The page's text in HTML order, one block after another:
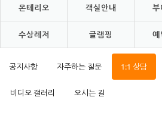
몬테리오 객실안내 부
수상레저 글램핑 예
공지사항 자주하는 질문 1:1 상담
비디오 갤러리 오시는 길